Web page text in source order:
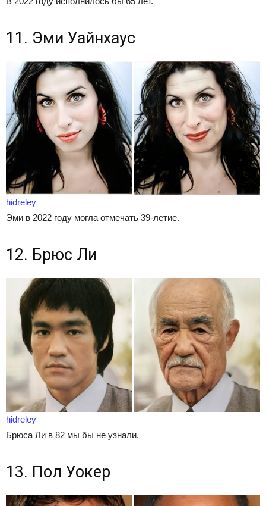
11. Эми Уайнхаус
hidreley
Эми в 2022 году могла отмечать 39-летие.
12. Брюс Ли
hidreley
Брюса Ли в 82 мы бы не узнали.
13. Пол Уокер